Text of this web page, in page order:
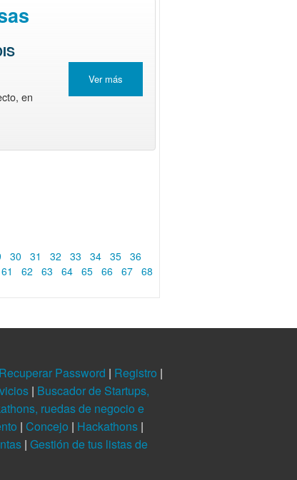
en
Ver más
30 31 32 33 34 35 36
61 62 63 64 65 66 67 68
Recuperar Password | Registro |
| Buscador de Startups,
ruedas de negocio e
| Concejo | Hackathons |
| Gestión de tus listas de